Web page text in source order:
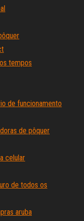
tempos
de funcionamento
de pôquer
celular
de todos os
aruba